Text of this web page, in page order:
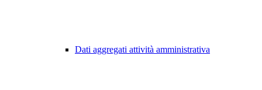
Dati aggregati attività amministrativa